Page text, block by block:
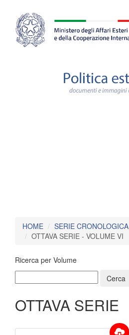
HOME
SERIE CRONOLOGICA
OTTAVA SERIE - VOLUME VI
Ricerca per Volume
OTTAVA SERIE